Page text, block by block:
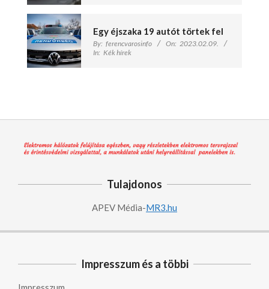
Egy éjszaka 19 autót törtek fel
By: ferencvarosinfo On: 2023.02.09.
In: Kék hírek
Tulajdonos
APEV Média-MR3.hu
Impresszum és a többi